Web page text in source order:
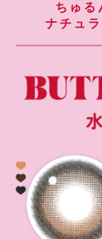
ちゅる
ナチュ